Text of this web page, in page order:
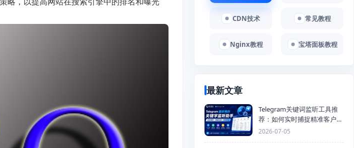
CDN技术 常见教程
Nginx教程 宝塔面板教程
最新文章
Telegram关键词监听工具推
荐：如何实时捕捉精准客户，
提高获客效率？
2026-07-05